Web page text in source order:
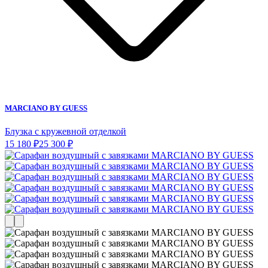
MARCIANO BY GUESS
Блузка с кружевной отделкой
15 180 ₽25 300 ₽